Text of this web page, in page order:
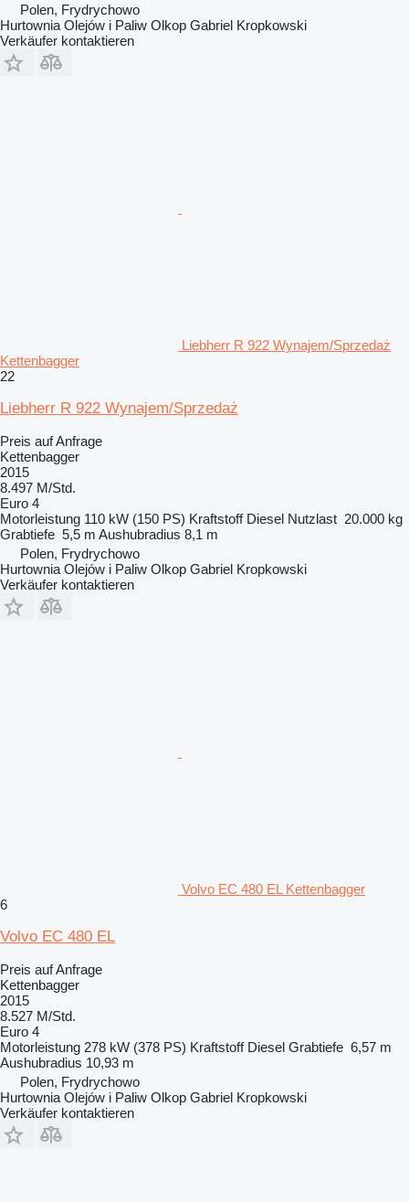
Polen, Frydrychowo
Hurtownia Olejów i Paliw Olkop Gabriel Kropkowski
Verkäufer kontaktieren
Liebherr R 922 Wynajem/Sprzedaż
Kettenbagger
22
Liebherr R 922 Wynajem/Sprzedaż
Preis auf Anfrage
Kettenbagger
2015
8.497 M/Std.
Euro 4
Motorleistung 110 kW (150 PS) Kraftstoff Diesel Nutzlast 20.000 kg
Grabtiefe 5,5 m Aushubradius 8,1 m
Polen, Frydrychowo
Hurtownia Olejów i Paliw Olkop Gabriel Kropkowski
Verkäufer kontaktieren
Volvo EC 480 EL Kettenbagger
6
Volvo EC 480 EL
Preis auf Anfrage
Kettenbagger
2015
8.527 M/Std.
Euro 4
Motorleistung 278 kW (378 PS) Kraftstoff Diesel Grabtiefe 6,57 m
Aushubradius 10,93 m
Polen, Frydrychowo
Hurtownia Olejów i Paliw Olkop Gabriel Kropkowski
Verkäufer kontaktieren